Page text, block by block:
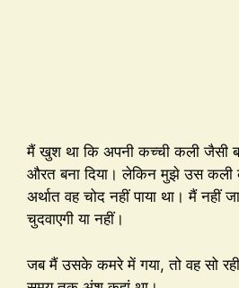
मैं खुश था कि अपनी कच्ची कली जैसी
औरत बना दिया। लेकिन मुझे उस कली
अर्थात वह चोद नहीं पाया था। मैं नहीं
चुदवाएगी या नहीं।
जब मैं उसके कमरे में गया, तो वह सो